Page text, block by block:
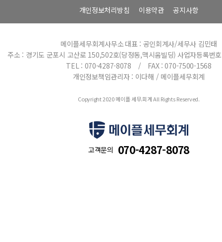
개인정보처리방침 이용약관 공지사항
메이플세무회계사무소 대표 : 공인회계사/세무사 김민태
주소 : 경기도 군포시 고산로 150,502호(당정동,맥시움빌딩) 사업자등록번
TEL : 070-4287-8078 / FAX : 070-7500-1568
개인정보책임관리자 : 이다해 / 메이플세무회계
Copyright 2020 메이플 세무.회계 All Rights Reserved.
고객문의 070-4287-8078